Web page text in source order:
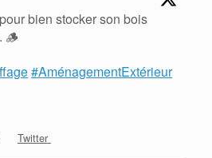
bien stocker son bois
🪵
#AménagementExtérieur
Twitter